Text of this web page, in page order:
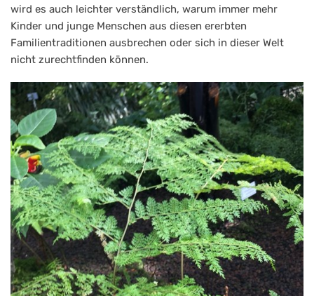
wird es auch leichter verständlich, warum immer mehr
Kinder und junge Menschen aus diesen ererbten
Familientraditionen ausbrechen oder sich in dieser Welt
nicht zurechtfinden können.